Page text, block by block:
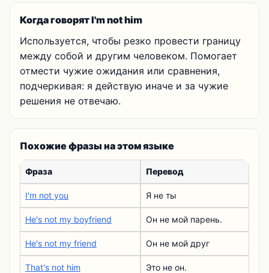
Когда говорят I'm not him
Используется, чтобы резко провести границу
между собой и другим человеком. Помогает
отмести чужие ожидания или сравнения,
подчеркивая: я действую иначе и за чужие
решения не отвечаю.
Похожие фразы на этом языке
Фраза Перевод
I'm not you Я не ты
He's not my boyfriend Он не мой парень.
He's not my friend Он не мой друг
That's not him Это не он.